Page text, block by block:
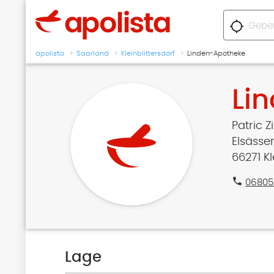
location_searching
apolista Saarland Kleinblittersdorf Linden-Apotheke
Patric
66271
phone
Lage